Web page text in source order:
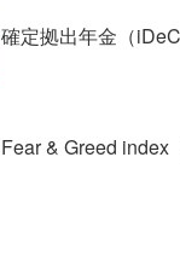
確定拠出年金（
Fear & Greed index